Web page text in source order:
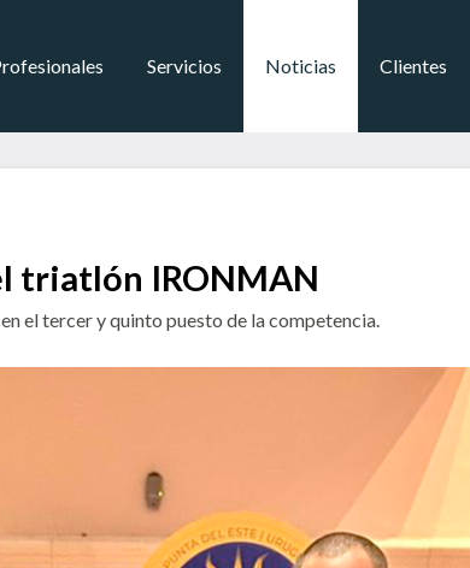
Servicios Noticias Clientes
triatlón IRONMAN
el tercer y quinto puesto de la competencia.